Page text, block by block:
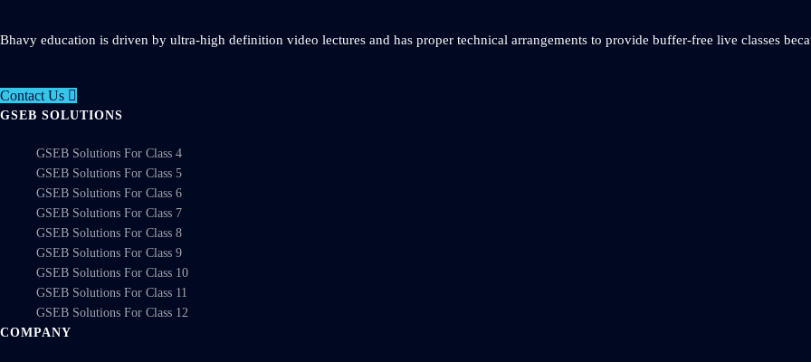
Bhavy education is driven by ultra-high definition video lectures and has proper technical arrangements to provide buffer-free live classes
Contact Us
GSEB SOLUTIONS
GSEB Solutions For Class 4
GSEB Solutions For Class 5
GSEB Solutions For Class 6
GSEB Solutions For Class 7
GSEB Solutions For Class 8
GSEB Solutions For Class 9
GSEB Solutions For Class 10
GSEB Solutions For Class 11
GSEB Solutions For Class 12
COMPANY